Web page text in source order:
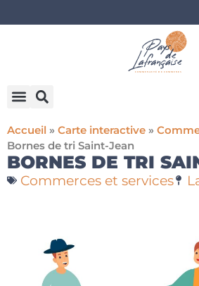
Accueil » Carte interactive »
Bornes de tri Saint-Jean
BORNES DE TRI
Commerces et services